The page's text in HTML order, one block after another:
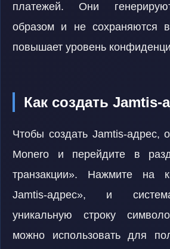
платежей. Они
образом и не сохраняются
повышает уровень
Как создать Jamtis-
Чтобы создать Jamtis-адрес,
Monero и перейдите в
транзакции». Нажмите на
Jamtis-адрес», и
уникальную строку
можно использовать для